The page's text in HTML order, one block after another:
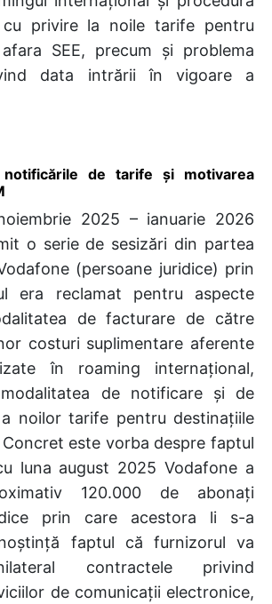
privire la noile tarife pentru
SEE, precum și problema
data intrării în vigoare a
notificările de tarife și motivarea
2025 – ianuarie 2026
o serie de sesizări din partea
(persoane juridice) prin
era reclamat pentru aspecte
de facturare de către
costuri suplimentare aferente
în roaming internațional,
de notificare și de
a noilor tarife pentru destinațiile
Concret este vorba despre faptul
luna august 2025 Vodafone a
120.000 de abonați
prin care acestora li s-a
faptul că furnizorul va
contractele privind
de comunicații electronice,